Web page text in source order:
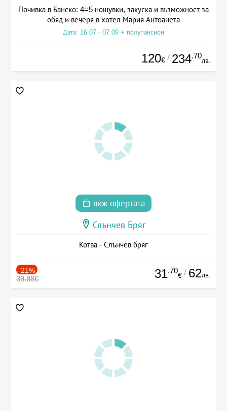
Почивка в Банско: 4=5 нощувки, закуска и възможност за
обяд и вечеря в хотел Мария Антоанета
Дата: 16.07 - 07.09 + полупансион
120€ / 234.70
лв.
виж офертата
Слънчев Бряг
Котва - Слънчев бряг
-21%
39.88€ 31.70
€ / 62лв.